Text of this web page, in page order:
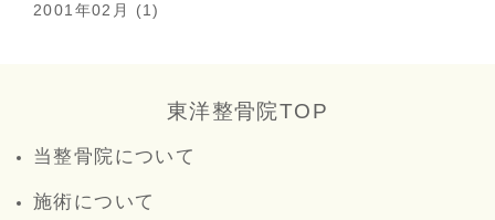
2001年02月 (1)
東洋整骨院TOP
当整骨院について
施術について